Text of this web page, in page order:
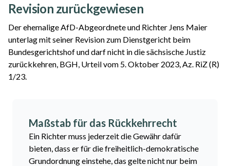
Revision zurückgewiesen
Der ehemalige AfD-Abgeordnete und Richter Jens Maier
unterlag mit seiner Revision zum Dienstgericht beim
Bundesgerichtshof und darf nicht in die sächsische Justiz
zurückkehren, BGH, Urteil vom 5. Oktober 2023, Az. RiZ (R)
1/23.
Maßstab für das Rückkehrrecht
Ein Richter muss jederzeit die Gewähr dafür
bieten, dass er für die freiheitlich-demokratische
Grundordnung einstehe, das gelte nicht nur beim